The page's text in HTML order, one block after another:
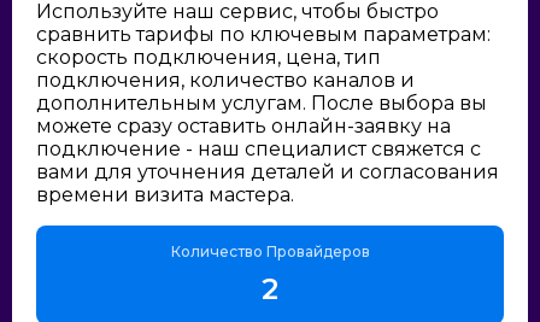
Используйте наш сервис, чтобы быстро
сравнить тарифы по ключевым параметрам:
скорость подключения, цена, тип
подключения, количество каналов и
дополнительным услугам. После выбора вы
можете сразу оставить онлайн-заявку на
подключение - наш специалист свяжется с
вами для уточнения деталей и согласования
времени визита мастера.
Количество Провайдеров
2